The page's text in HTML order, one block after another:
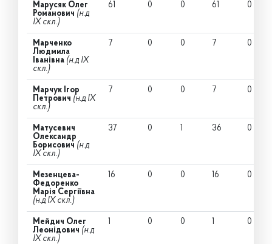
Марусяк Олег
Романович (н.д
IX скл.)
61 0 0 61 0
Марченко
Людмила
Іванівна (н.д IX
скл.)
7 0 0 7 0
Марчук Ігор
Петрович (н.д IX
скл.)
7 0 0 7 0
Матусевич
Олександр
Борисович (н.д
IX скл.)
37 0 1 36 0
Мезенцева-
Федоренко
Марія Сергіївна
(н.д IX скл.)
16 0 0 16 0
Мейдич Олег
Леонідович (н.д
IX скл.)
1 0 0 1 0